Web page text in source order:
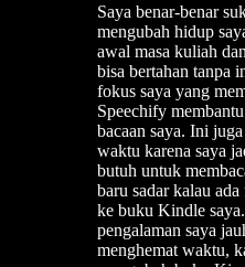
Saya benar-benar
mengubah hidup
awal masa kuliah
bisa bertahan tanpa
fokus saya yang
Speechify
bacaan saya. Ini
waktu karena saya
butuh untuk
baru sadar kalau
ke buku Kindle
pengalaman saya
menghemat waktu,